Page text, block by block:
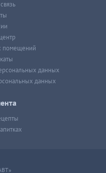
помещений
данных
данных